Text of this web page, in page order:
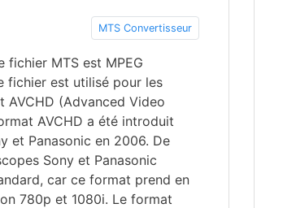
MTS Convertisseur
MTS est MPEG
fichier est utilisé pour les
AVCHD (Advanced Video
AVCHD a été introduit
et Panasonic en 2006. De
Sony et Panasonic
car ce format prend en
780p et 1080i. Le format